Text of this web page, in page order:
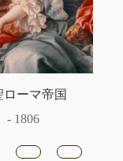
ローマ帝国
- 1806